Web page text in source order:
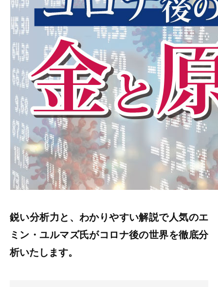
鋭い分析力と、わかりやすい解説で人気のエ
ミン・ユルマズ氏がコロナ後の世界を徹底分
析いたします。